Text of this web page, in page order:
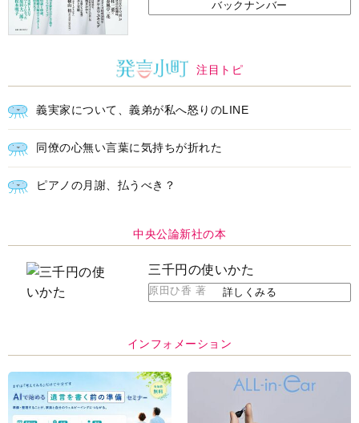
バックナンバー
注目トピ
義実家について、義弟が私へ怒りのLINE
同僚の心無い言葉に気持ちが折れた
ピアノの月謝、払うべき？
中央公論新社の本
三千円の使いかた
原田ひ香 著 詳しくみる
インフォメーション